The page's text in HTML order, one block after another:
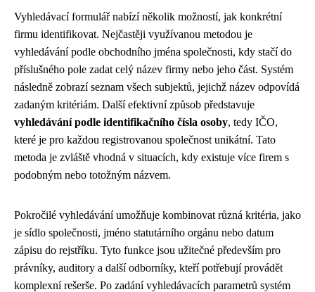
Vyhledávací formulář nabízí několik možností, jak konkrétní
firmu identifikovat. Nejčastěji využívanou metodou je
vyhledávání podle obchodního jména společnosti, kdy stačí do
příslušného pole zadat celý název firmy nebo jeho část. Systém
následně zobrazí seznam všech subjektů, jejichž název odpovídá
zadaným kritériám. Další efektivní způsob představuje
vyhledávání podle identifikačního čísla osoby, tedy IČO,
které je pro každou registrovanou společnost unikátní. Tato
metoda je zvláště vhodná v situacích, kdy existuje více firem s
podobným nebo totožným názvem.
Pokročilé vyhledávání umožňuje kombinovat různá kritéria, jako
je sídlo společnosti, jméno statutárního orgánu nebo datum
zápisu do rejstříku. Tyto funkce jsou užitečné především pro
právníky, auditory a další odborníky, kteří potřebují provádět
komplexní rešerše. Po zadání vyhledávacích parametrů systém